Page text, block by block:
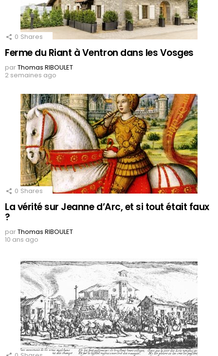
0 Shares
Ferme du Riant à Ventron dans les Vosges
parThomas RIBOULET
2 semaines ago
0 Shares
La vérité sur Jeanne d’Arc, et si tout était faux
?
parThomas RIBOULET
10 ans ago